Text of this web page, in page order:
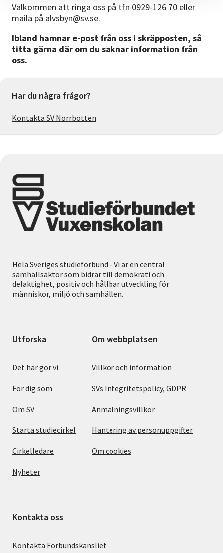
Välkommen att ringa oss på tfn 0929-126 70 eller
maila på alvsbyn@sv.se.
Ibland hamnar e-post från oss i skräpposten, så
titta gärna där om du saknar information från
oss.
Har du några frågor?
Kontakta SV Norrbotten
Hela Sveriges studieförbund - Vi är en central
samhällsaktör som bidrar till demokrati och
delaktighet, positiv och hållbar utveckling för
människor, miljö och samhällen.
Utforska
Det här gör vi
För dig som
Om SV
Starta studiecirkel
Cirkelledare
Nyheter
Om webbplatsen
Villkor och information
SVs Integritetspolicy, GDPR
Anmälningsvillkor
Hantering av personuppgifter
Om cookies
Kontakta oss
Kontakta Förbundskansliet